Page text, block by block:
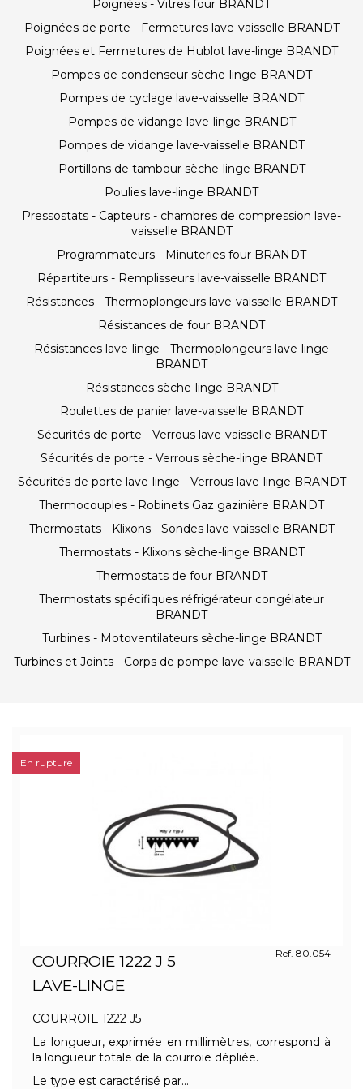
Poignées - Vitres four BRANDT
Poignées de porte - Fermetures lave-vaisselle BRANDT
Poignées et Fermetures de Hublot lave-linge BRANDT
Pompes de condenseur sèche-linge BRANDT
Pompes de cyclage lave-vaisselle BRANDT
Pompes de vidange lave-linge BRANDT
Pompes de vidange lave-vaisselle BRANDT
Portillons de tambour sèche-linge BRANDT
Poulies lave-linge BRANDT
Pressostats - Capteurs - chambres de compression lave-
vaisselle BRANDT
Programmateurs - Minuteries four BRANDT
Répartiteurs - Remplisseurs lave-vaisselle BRANDT
Résistances - Thermoplongeurs lave-vaisselle BRANDT
Résistances de four BRANDT
Résistances lave-linge - Thermoplongeurs lave-linge
BRANDT
Résistances sèche-linge BRANDT
Roulettes de panier lave-vaisselle BRANDT
Sécurités de porte - Verrous lave-vaisselle BRANDT
Sécurités de porte - Verrous sèche-linge BRANDT
Sécurités de porte lave-linge - Verrous lave-linge BRANDT
Thermocouples - Robinets Gaz gazinière BRANDT
Thermostats - Klixons - Sondes lave-vaisselle BRANDT
Thermostats - Klixons sèche-linge BRANDT
Thermostats de four BRANDT
Thermostats spécifiques réfrigérateur congélateur
BRANDT
Turbines - Motoventilateurs sèche-linge BRANDT
Turbines et Joints - Corps de pompe lave-vaisselle BRANDT
COURROIE 1222 J 5
LAVE-LINGE
Ref. 80.054
COURROIE 1222 J5
La longueur, exprimée en millimètres, correspond à
la longueur totale de la courroie dépliée.
Le type est caractérisé par...
En rupture